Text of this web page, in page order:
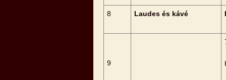
8 Laudes és kávé
9